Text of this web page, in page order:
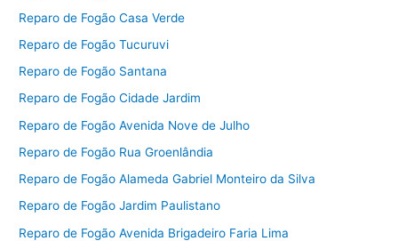
Reparo de Fogão Casa Verde
Reparo de Fogão Tucuruvi
Reparo de Fogão Santana
Reparo de Fogão Cidade Jardim
Reparo de Fogão Avenida Nove de Julho
Reparo de Fogão Rua Groenlândia
Reparo de Fogão Alameda Gabriel Monteiro da Silva
Reparo de Fogão Jardim Paulistano
Reparo de Fogão Avenida Brigadeiro Faria Lima